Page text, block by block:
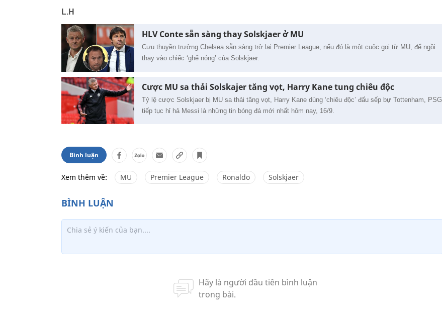
L.H
HLV Conte sẵn sàng thay Solskjaer ở MU
Cựu thuyền trưởng Chelsea sẵn sàng trở lại Premier League, nếu đó là một cuộc gọi từ MU, để ngồi
thay vào chiếc ‘ghế nóng’ của Solskjaer.
Cược MU sa thải Solskajer tăng vọt, Harry Kane tung chiêu độc
Tỷ lệ cược Solskjaer bị MU sa thải tăng vọt, Harry Kane dùng ‘chiêu độc’ đấu sếp bự Tottenham, PSG
tiếp tục hỉ hả Messi là những tin bóng đá mới nhất hôm nay, 16/9.
Bình luận
Xem thêm về: MU Premier League Ronaldo Solskjaer